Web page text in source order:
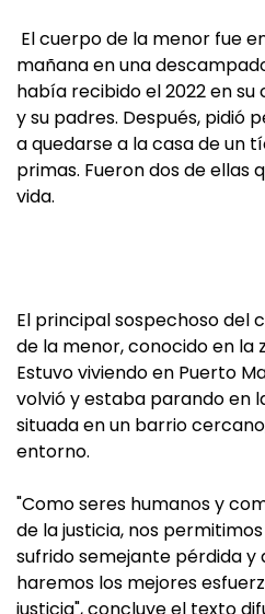
El cuerpo de la menor fue
mañana en una
había recibido el 2022 en su
y su padres. Después, pidió
a quedarse a la casa de un
primas. Fueron dos de ellas
vida.
El principal sospechoso del
de la menor, conocido en la
Estuvo viviendo en Puerto
volvió y estaba parando en
situada en un barrio
entorno.
"Como seres humanos y
de la justicia, nos
sufrido semejante pérdida y
haremos los mejores